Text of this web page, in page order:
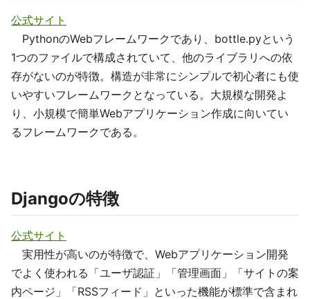
公式サイト
PythonのWebフレームワークであり、bottle.pyという
1つのファイルで構成されていて、他のライブラリへの依
存がないのが特徴。構造が非常にシンプルで初心者にも使
いやすいフレームワークとなっている。大規模な開発よ
り、小規模で簡単Webアプリケーション作成に向いてい
るフレームワークである。
Djangoの特徴
公式サイト
実用性が高いのが特徴で、Webアプリケーション開発
でよく使われる「ユーザ認証」「管理画面」「サイトの案
内ページ」「RSSフィード」といった機能が標準で含まれ